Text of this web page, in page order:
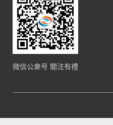
微信公衆号 關注有禮